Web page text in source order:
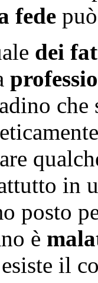
fede
dei
che
in
posto
è
il